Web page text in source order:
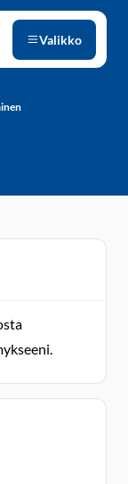
Valikko